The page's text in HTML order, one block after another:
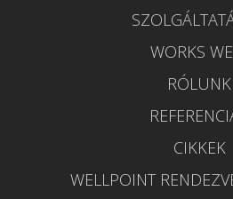
WORKS
RÓLUNK
CIKKEK
WELLPOINT